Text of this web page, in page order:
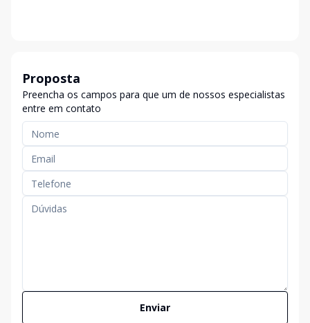
Proposta
Preencha os campos para que um de nossos especialistas
entre em contato
Enviar